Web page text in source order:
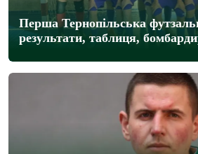
Перша Тернопільська
результати, таблиця,